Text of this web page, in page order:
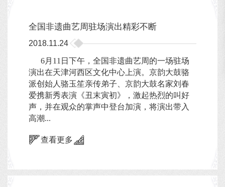
全国非遗曲艺周驻场演出精彩不断
2018.11.24
6月11日下午，全国非遗曲艺周的一场驻场
演出在天津河西区文化中心上演。京韵大鼓骆
派创始人骆玉笙亲传弟子、京韵大鼓名家刘春
爱携新秀表演《丑末寅初》，激起热烈的叫好
声，并在观众的掌声中登台加演，将演出带入
高潮...
查看更多